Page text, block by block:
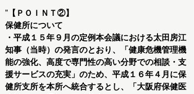
” 【ＰＯＩＮＴ②】
保健所について
・平成１５年９月の定例本会議における太田房江
知事（当時）の発言のとおり、「健康危機管理機
能の強化、高度で専門性の高い分野での相談・支
援サービスの充実」のため、平成１６年４月に保
健所支所を本所へ統合するとし、「大阪府保健医